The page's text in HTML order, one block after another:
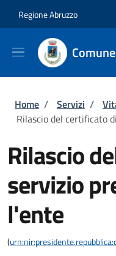
Regione Abruzzo
Briciole di
Home / Servizi /
Rilascio del certificato
Rilascio
servizio
l'ente
(